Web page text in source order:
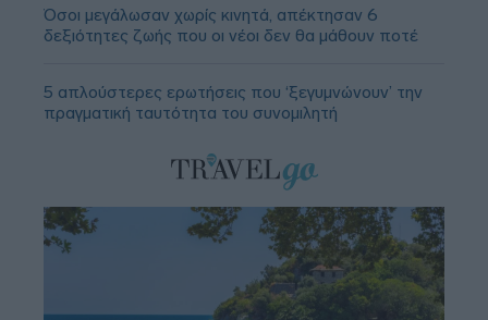
Όσοι μεγάλωσαν χωρίς κινητά, απέκτησαν 6
δεξιότητες ζωής που οι νέοι δεν θα μάθουν ποτέ
5 απλούστερες ερωτήσεις που ‘ξεγυμνώνουν’ την
πραγματική ταυτότητα του συνομιλητή